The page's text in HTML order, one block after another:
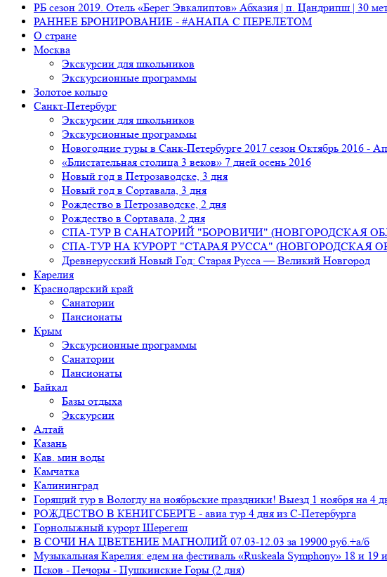
РБ сезон 2019. Отель «Берег Эвкалиптов» Абхазия | п. Цандрипш | 30
РАННЕЕ БРОНИРОВАНИЕ - #АНАПА С ПЕРЕЛЕТОМ
О стране
Москва
Экскурсии для школьников
Экскурсионные программы
Золотое кольцо
Санкт-Петербург
Экскурсии для школьников
Экскурсионные программы
Новогодние туры в Санк-Петербурге 2017 сезон Октябрь 2016 -
«Блистательная столица 3 веков» 7 дней осень 2016
Новый год в Петрозаводске, 3 дня
Новый год в Сортавала, 3 дня
Рождество в Петрозаводске, 2 дня
Рождество в Сортавала, 2 дня
СПА-ТУР В САНАТОРИЙ "БОРОВИЧИ" (НОВГОРОДСКАЯ
СПА-ТУР НА КУРОРТ "СТАРАЯ РУССА" (НОВГОРОДСКАЯ
Древнерусский Новый Год: Старая Русса — Великий Новгород
Карелия
Краснодарский край
Санатории
Пансионаты
Крым
Экскурсионные программы
Санатории
Пансионаты
Байкал
Базы отдыха
Экскурсии
Алтай
Казань
Кав. мин воды
Камчатка
Калининград
Горящий тур в Вологду на ноябрьские праздники! Выезд 1 ноября на 4
РОЖДЕСТВО В КЕНИГСБЕРГЕ - авиа тур 4 дня из С-Петербурга
Горнолыжный курорт Шерегеш
В СОЧИ НА ЦВЕТЕНИЕ МАГНОЛИЙ 07.03-12.03 за 19900 руб.+а/б
Музыкальная Карелия: едем на фестиваль «Ruskeala Symphony» 18 и 19
Псков - Печоры - Пушкинские Горы (2 дня)